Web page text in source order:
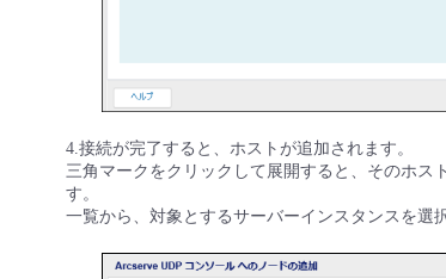
4.接続が完了すると、ホストが追加されます。
三角マークをクリックして展開すると、そのホス
す。
一覧から、対象とするサーバーインスタンスを選